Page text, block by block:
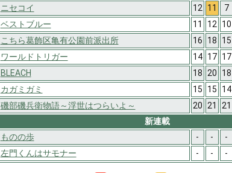
ニセコイ 12 11 7
ベストブルー 11 12 10
こちら葛飾区亀有公園前派出所 16 18 15
ワールドトリガー 14 17 17
BLEACH 18 20 18
カガミガミ 15 15 14
磯部磯兵衛物語～浮世はつらいよ～ 20 21 21
新連載
ものの歩 - - -
左門くんはサモナー - - -